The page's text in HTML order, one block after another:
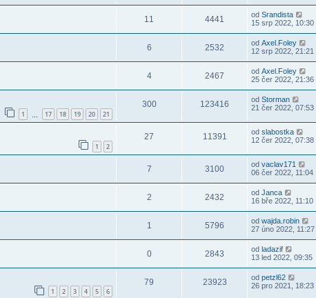
11 4441 od Srandista
15 srp 2022, 10:30
6 2532 od Axel.Foley
12 srp 2022, 21:21
4 2467 od Axel.Foley
25 čer 2022, 21:36
1 17 18 19 20 21
300 123416 od Storman
21 čer 2022, 07:53
1 2
27 11391 od slabostka
12 čer 2022, 07:38
7 3100 od vaclav171
06 čer 2022, 11:04
2 2432 od Janca
16 bře 2022, 11:10
1 5796 od wajda.robin
27 úno 2022, 11:27
0 2843 od ladazif
13 led 2022, 09:35
1 2 3 4 5 6
79 23923 od petzl62
26 pro 2021, 18:23